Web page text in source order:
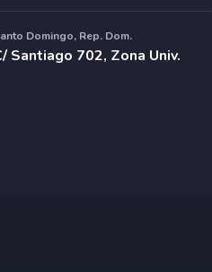
Domingo, Rep. Dom.
Santiago 702, Zona Univ.